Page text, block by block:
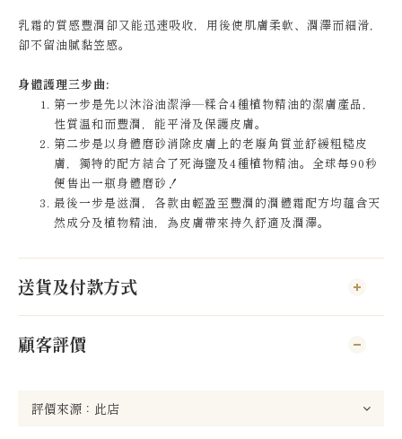
乳霜的質感豐潤卻又能迅速吸收，用後使肌膚柔軟、潤澤而細滑，
卻不留油膩黏笠感。
身體護理三步曲:
第一步是先以沐浴油潔淨—糅合4種植物精油的潔膚產品，
性質温和而豐潤，能平滑及保護皮膚。
第二步是以身體磨砂消除皮膚上的老廢角質並舒緩粗糙皮
膚，獨特的配方結合了死海鹽及4種植物精油。全球每90秒
便售出一瓶身體磨砂！
最後一步是滋潤，各款由輕盈至豐潤的潤體霜配方均蘊含天
然成分及植物精油，為皮膚帶來持久舒適及潤澤。
送貨及付款方式
顧客評價